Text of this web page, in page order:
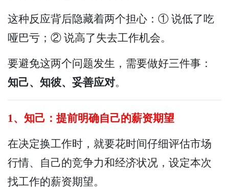
这种反应背后隐藏着两个担心：① 说低了吃
哑巴亏；② 说高了失去工作机会。
要避免这两个问题发生，需要做好三件事：
知己、知彼、妥善应对。
1、知己：提前明确自己的薪资期望
在决定换工作时，就要花时间仔细评估市场
行情、自己的竞争力和经济状况，设定本次
找工作的薪资期望。